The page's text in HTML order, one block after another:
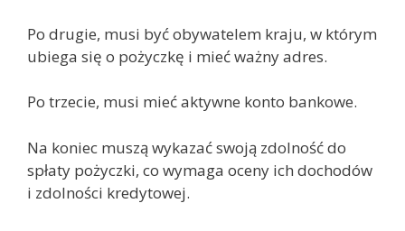
Po drugie, musi być obywatelem kraju, w którym
ubiega się o pożyczkę i mieć ważny adres.
Po trzecie, musi mieć aktywne konto bankowe.
Na koniec muszą wykazać swoją zdolność do
spłaty pożyczki, co wymaga oceny ich dochodów
i zdolności kredytowej.